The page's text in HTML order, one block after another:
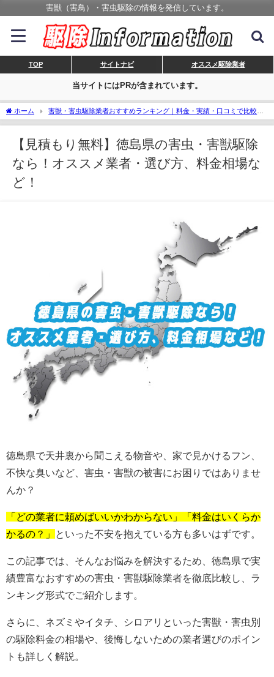
害獣（害鳥）・害虫駆除の情報を発信しています。
TOP サイトナビ オススメ駆除業者
当サイトにはPRが含まれています。
ホーム
害獣・害虫駆除業者おすすめランキング｜料金・実績・口コミで比較、
安心の業者選び！
【見積もり無料】徳島県の害虫・害獣駆除なら！オススメ業
【見積もり無料】徳島県の害虫・害獣駆除
なら！オススメ業者・選び方、料金相場な
ど！
徳島県で天井裏から聞こえる物音や、家で見かけるフン、
不快な臭いなど、害虫・害獣の被害にお困りではありませ
んか？
「どの業者に頼めばいいかわからない」「料金はいくらか
かるの？」
といった不安を抱えている方も多いはずです。
この記事では、そんなお悩みを解決するため、徳島県で実
績豊富なおすすめの害虫・害獣駆除業者を徹底比較し、ラ
ンキング形式でご紹介します。
さらに、ネズミやイタチ、シロアリといった害獣・害虫別
の駆除料金の相場や、後悔しないための業者選びのポイン
トも詳しく解説。